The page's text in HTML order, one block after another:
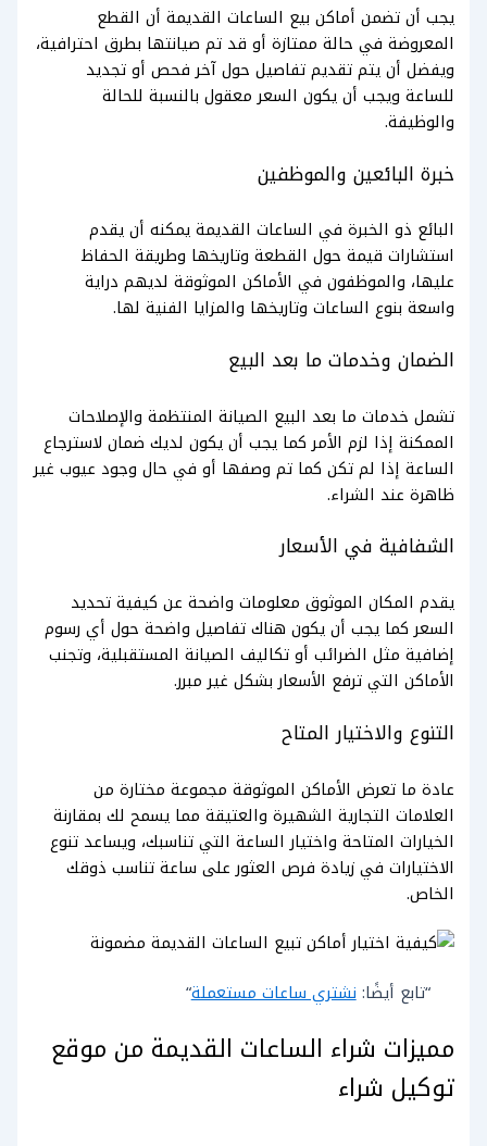
يجب أن تضمن أماكن بيع الساعات القديمة أن القطع
المعروضة في حالة ممتازة أو قد تم صيانتها بطرق احترافية،
ويفضل أن يتم تقديم تفاصيل حول آخر فحص أو تجديد
للساعة ويجب أن يكون السعر معقول بالنسبة للحالة
والوظيفة.
خبرة البائعين والموظفين
البائع ذو الخبرة في الساعات القديمة يمكنه أن يقدم
استشارات قيمة حول القطعة وتاريخها وطريقة الحفاظ
عليها، والموظفون في الأماكن الموثوقة لديهم دراية
واسعة بنوع الساعات وتاريخها والمزايا الفنية لها.
الضمان وخدمات ما بعد البيع
تشمل خدمات ما بعد البيع الصيانة المنتظمة والإصلاحات
الممكنة إذا لزم الأمر كما يجب أن يكون لديك ضمان لاسترجاع
الساعة إذا لم تكن كما تم وصفها أو في حال وجود عيوب غير
ظاهرة عند الشراء.
الشفافية في الأسعار
يقدم المكان الموثوق معلومات واضحة عن كيفية تحديد
السعر كما يجب أن يكون هناك تفاصيل واضحة حول أي رسوم
إضافية مثل الضرائب أو تكاليف الصيانة المستقبلية، وتجنب
الأماكن التي ترفع الأسعار بشكل غير مبرر.
التنوع والاختيار المتاح
عادة ما تعرض الأماكن الموثوقة مجموعة مختارة من
العلامات التجارية الشهيرة والعتيقة مما يسمح لك بمقارنة
الخيارات المتاحة واختيار الساعة التي تناسبك، ويساعد تنوع
الاختيارات في زيادة فرص العثور على ساعة تناسب ذوقك
الخاص.
“تابع أيضًا:نشتري ساعات مستعملة“
مميزات شراء الساعات القديمة من موقع
توكيل شراء